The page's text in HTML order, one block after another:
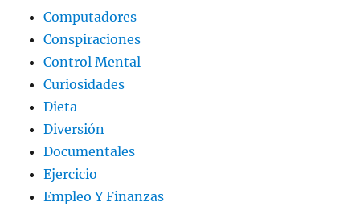
Computadores
Conspiraciones
Control Mental
Curiosidades
Dieta
Diversión
Documentales
Ejercicio
Empleo Y Finanzas